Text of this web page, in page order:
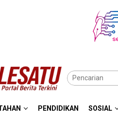
PENDIDIKAN SOSIAL